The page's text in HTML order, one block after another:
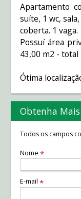
Apartamento
suíte, 1 wc,
coberta. 1 vaga.
Possuí área
43,00 m2 - total
Ótima
Obtenha
Todos os campos
Nome *
E-mail *